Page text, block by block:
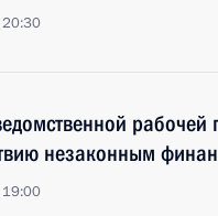
20:30
рабочей
незаконным
19:00